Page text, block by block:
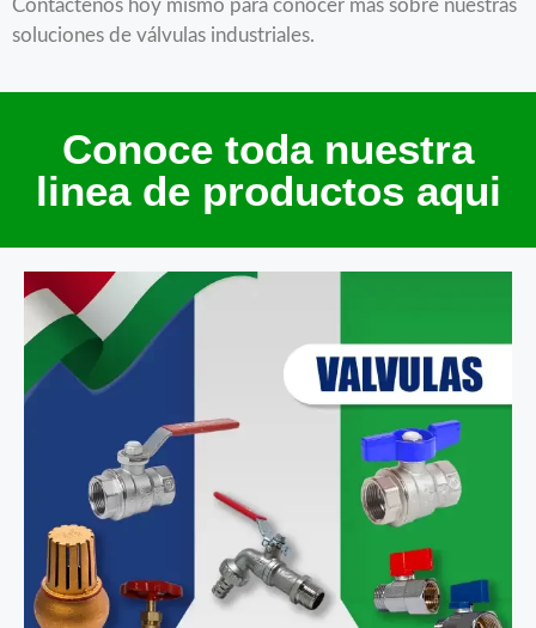
Contáctenos hoy mismo para conocer más sobre nuestras
soluciones de válvulas industriales.
Conoce toda nuestra
linea de productos aqui